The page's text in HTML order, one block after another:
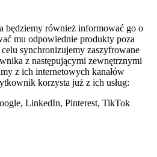
będziemy również informować go o
mu odpowiednie produkty poza
synchronizujemy zaszyfrowane
z następującymi zewnętrznymi
z ich internetowych kanałów
korzysta już z ich usług:
LinkedIn, Pinterest, TikTok